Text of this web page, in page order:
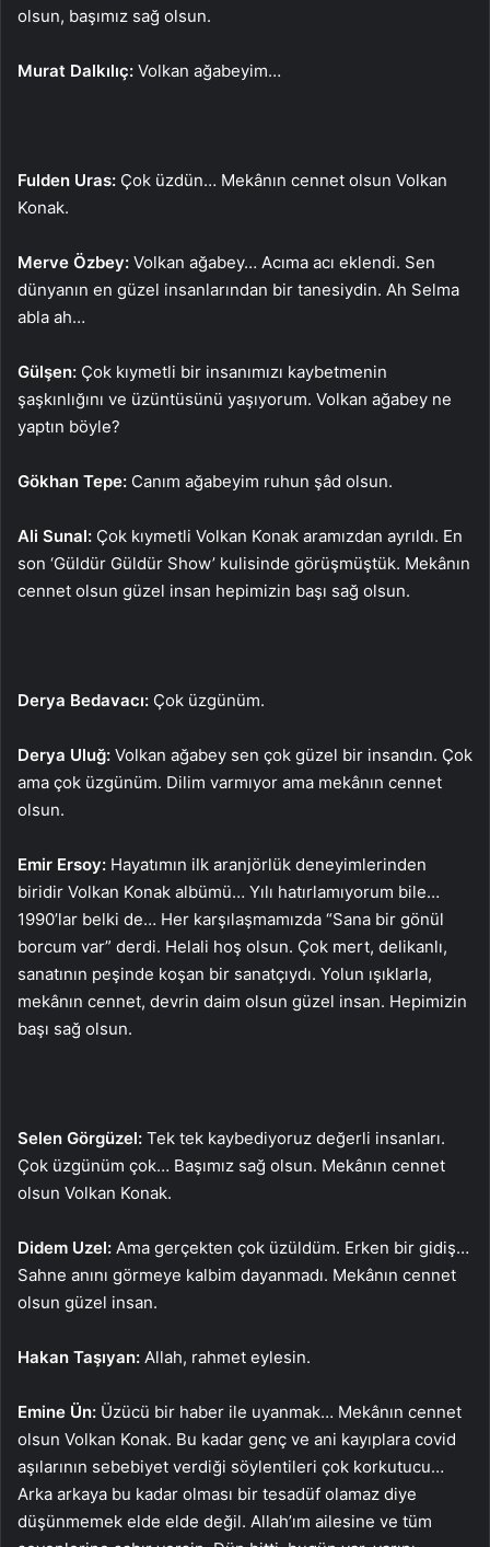
olsun, başımız sağ olsun.
Murat Dalkılıç: Volkan ağabeyim…
Fulden Uras: Çok üzdün… Mekânın cennet olsun Volkan
Konak.
Merve Özbey: Volkan ağabey… Acıma acı eklendi. Sen
dünyanın en güzel insanlarından bir tanesiydin. Ah Selma
abla ah…
Gülşen: Çok kıymetli bir insanımızı kaybetmenin
şaşkınlığını ve üzüntüsünü yaşıyorum. Volkan ağabey ne
yaptın böyle?
Gökhan Tepe: Canım ağabeyim ruhun şâd olsun.
Ali Sunal: Çok kıymetli Volkan Konak aramızdan ayrıldı. En
son ‘Güldür Güldür Show’ kulisinde görüşmüştük. Mekânın
cennet olsun güzel insan hepimizin başı sağ olsun.
Derya Bedavacı: Çok üzgünüm.
Derya Uluğ: Volkan ağabey sen çok güzel bir insandın. Çok
ama çok üzgünüm. Dilim varmıyor ama mekânın cennet
olsun.
Emir Ersoy: Hayatımın ilk aranjörlük deneyimlerinden
biridir Volkan Konak albümü… Yılı hatırlamıyorum bile…
1990’lar belki de… Her karşılaşmamızda “Sana bir gönül
borcum var” derdi. Helali hoş olsun. Çok mert, delikanlı,
sanatının peşinde koşan bir sanatçıydı. Yolun ışıklarla,
mekânın cennet, devrin daim olsun güzel insan. Hepimizin
başı sağ olsun.
Selen Görgüzel: Tek tek kaybediyoruz değerli insanları.
Çok üzgünüm çok… Başımız sağ olsun. Mekânın cennet
olsun Volkan Konak.
Didem Uzel: Ama gerçekten çok üzüldüm. Erken bir gidiş…
Sahne anını görmeye kalbim dayanmadı. Mekânın cennet
olsun güzel insan.
Hakan Taşıyan: Allah, rahmet eylesin.
Emine Ün: Üzücü bir haber ile uyanmak… Mekânın cennet
olsun Volkan Konak. Bu kadar genç ve ani kayıplara covid
aşılarının sebebiyet verdiği söylentileri çok korkutucu…
Arka arkaya bu kadar olması bir tesadüf olamaz diye
düşünmemek elde elde değil. Allah’ım ailesine ve tüm